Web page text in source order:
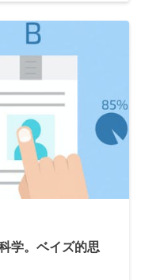
学。ベイズ的思